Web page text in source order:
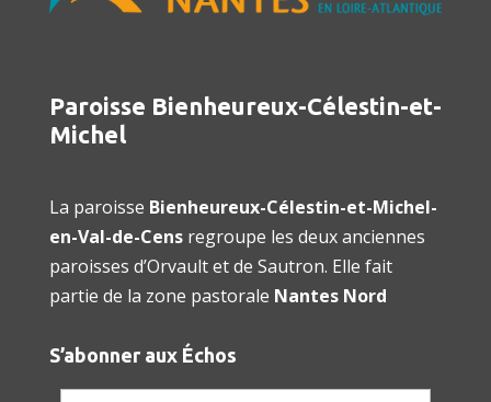
Paroisse Bienheureux-Célestin-et-
Michel
La paroisse Bienheureux-Célestin-et-Michel-
en-Val-de-Censregroupe les deux anciennes
paroisses d’Orvault et de Sautron. Elle fait
partie de la zone pastorale Nantes Nord
S’abonner aux Échos